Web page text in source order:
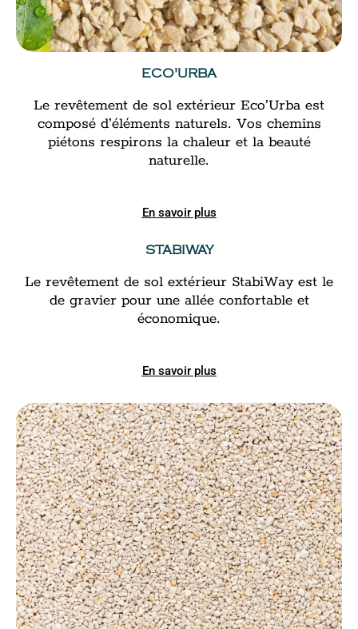
ECO'URBA
Le revêtement de sol extérieur Eco’Urba est
composé d’éléments naturels. Vos chemins
piétons respirons la chaleur et la beauté
naturelle.
En savoir plus
STABIWAY
Le revêtement de sol extérieur StabiWay est le
de gravier pour une allée confortable et
économique.
En savoir plus